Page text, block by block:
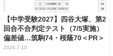
【中学受験2027】四谷大塚、第2
回合不合判定テスト（7/5実施）
偏差値…筑駒74・桜蔭70＜PR＞
2026.7.10